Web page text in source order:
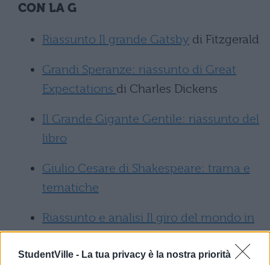
StudentVille - La tua privacy è la nostra priorità
CON LA G
Riassunto Il grande Gatsby di Fitzgerald
Grandi Speranze: riassunto di Great
Expectations di Charles Dickens
Il Grande Gigante Gentile: riassunto del
libro
Giulio Cesare di Shakespeare: trama e
tematiche
Riassunto e analisi Il giro del mondo in
ottanta giornidi Jules Verne